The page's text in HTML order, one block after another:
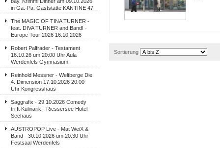
in Ga.-Pa. Gaststätte KANTINE 47
The MAGIC OF TINA TURNER -
feat. DIVA TURNER and Band! -
Europe Tour 2026 16.10.2026
Robert Palfrader - Testament
16.10.26 um 20:00 Uhr Aula
Werdenfels Gymnasium
Reinhold Messner - Weltberge Die
4. Dimension 17.10.2026 20:00
Uhr Kongresshaus
Saggrafix - 29.10.2026 Comedy
trifft Kulinarik - Riessersee Hotel
Seehaus
AUSTROPOP Live - Mat WeiX &
Band - 30.10.2026 um 20:30 Uhr
Festsaal Werdenfels
Sortierung